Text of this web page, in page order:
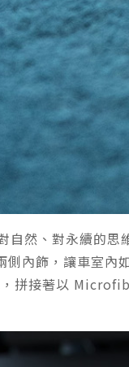
自然、對永續的思
內飾，讓車室內
拼接著以